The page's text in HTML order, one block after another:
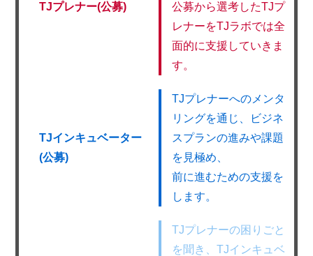
TJプレナー(公募)
公募から選考したTJプ
レナーをTJラボでは全
面的に支援していきま
す。
TJインキュベーター
(公募)
TJプレナーへのメンタ
リングを通じ、ビジネ
スプランの進みや課題
を見極め、
前に進むための支援を
します。
TJプレナーの困りごと
を聞き、TJインキュベ